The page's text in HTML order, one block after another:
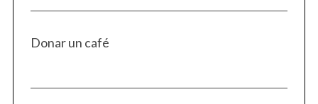
Donar un café